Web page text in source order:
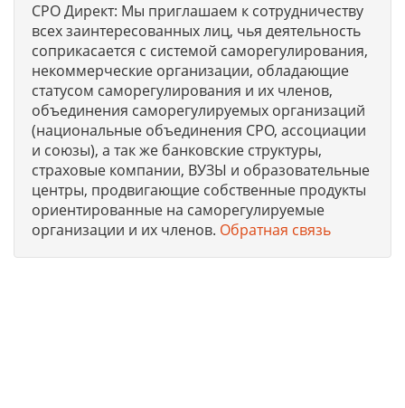
СРО Директ: Мы приглашаем к сотрудничеству
всех заинтересованных лиц, чья деятельность
соприкасается с системой саморегулирования,
некоммерческие организации, обладающие
статусом саморегулирования и их членов,
объединения саморегулируемых организаций
(национальные объединения СРО, ассоциации
и союзы), а так же банковские структуры,
страховые компании, ВУЗЫ и образовательные
центры, продвигающие собственные продукты
ориентированные на саморегулируемые
организации и их членов. Обратная связь